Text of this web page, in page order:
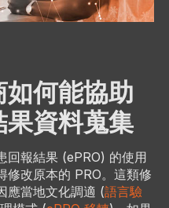
何能協助
資料蒐集
回報結果 (ePRO) 的使用
修改原本的 PRO。這類修
應當地文化調適 (語言驗